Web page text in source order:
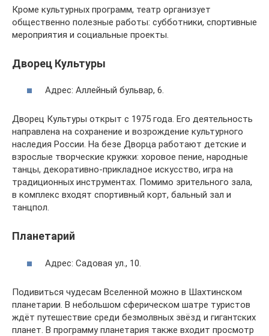
Кроме культурных программ, театр организует
общественно полезные работы: субботники, спортивные
мероприятия и социальные проекты.
Дворец Культуры
Адрес: Аллейный бульвар, 6.
Дворец Культуры открыт с 1975 года. Его деятельность
направлена на сохранение и возрождение культурного
наследия России. На безе Дворца работают детские и
взрослые творческие кружки: хоровое пение, народные
танцы, декоративно-прикладное искусство, игра на
традиционных инструментах. Помимо зрительного зала,
в комплекс входят спортивный корт, бальный зал и
танцпол.
Планетарий
Адрес: Садовая ул., 10.
Подивиться чудесам Вселенной можно в Шахтинском
планетарии. В небольшом сферическом шатре туристов
ждёт путешествие среди безмолвных звёзд и гигантских
планет. В программу планетария также входит просмотр